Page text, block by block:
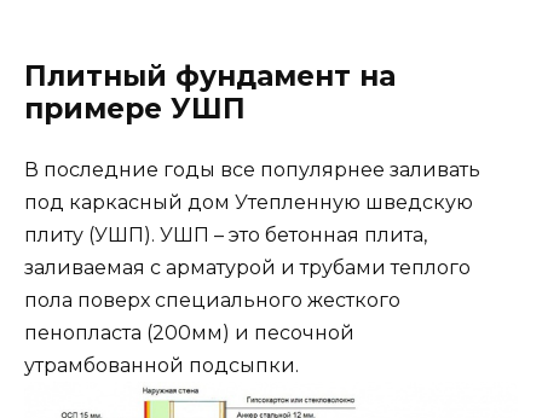
Плитный фундамент на
примере УШП
В последние годы все популярнее заливать
под каркасный дом Утепленную шведскую
плиту (УШП). УШП – это бетонная плита,
заливаемая с арматурой и трубами теплого
пола поверх специального жесткого
пенопласта (200мм) и песочной
утрамбованной подсыпки.